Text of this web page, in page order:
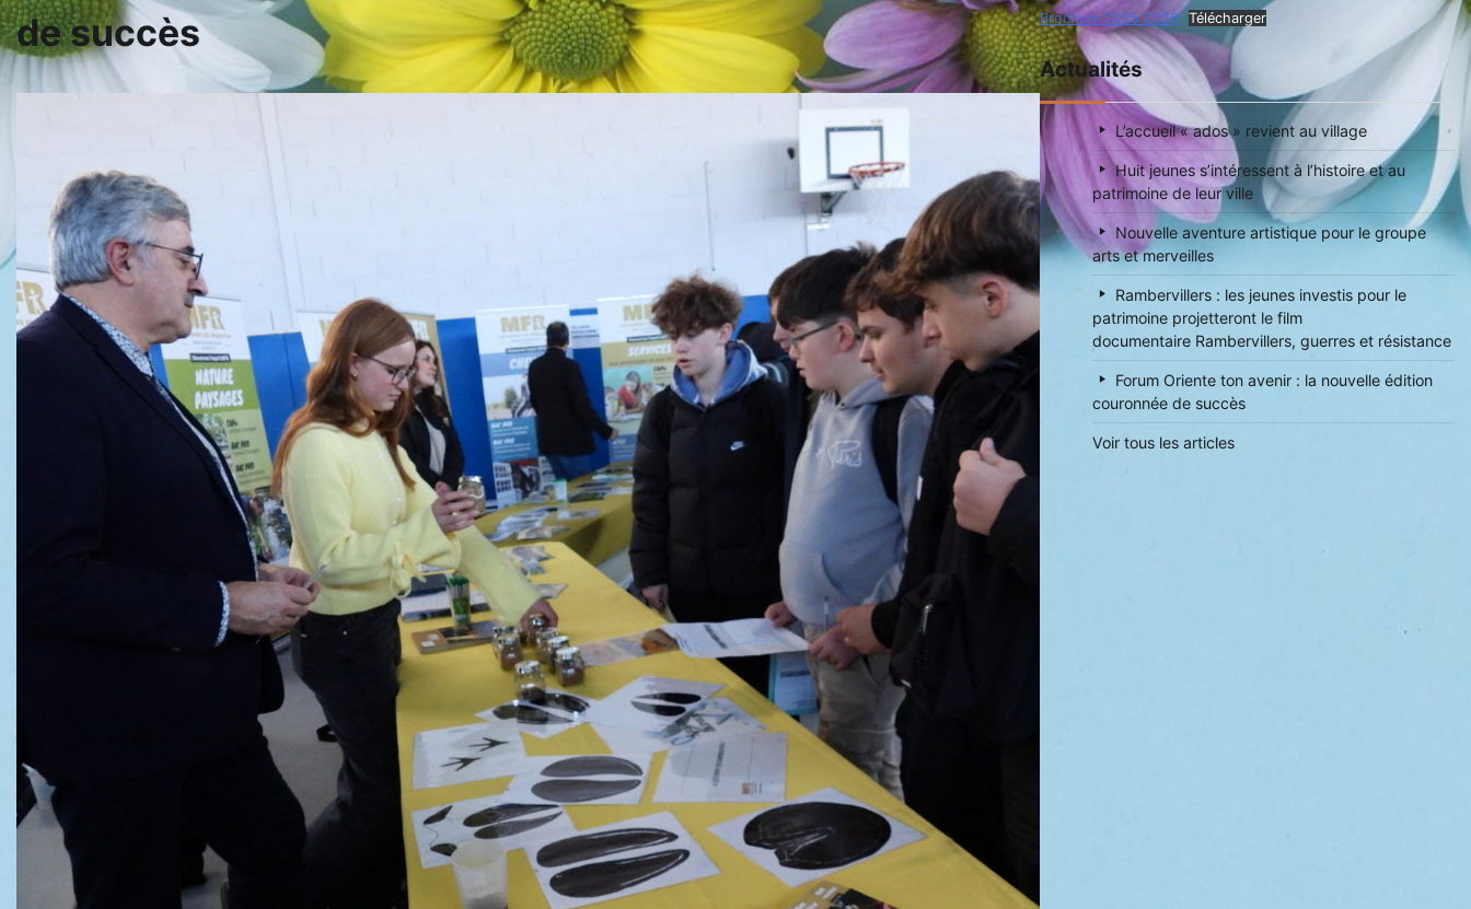
de succès
Brochure 2025 2026 Télécharger
Actualités
L’accueil « ados » revient au village
Huit jeunes s’intéressent à l’histoire et au
patrimoine de leur ville
Nouvelle aventure artistique pour le groupe
arts et merveilles
Rambervillers : les jeunes investis pour le
patrimoine projetteront le film
documentaire Rambervillers, guerres et résistance
Forum Oriente ton avenir : la nouvelle édition
couronnée de succès
Voir tous les articles